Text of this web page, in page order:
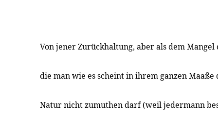
Von jener Zurückhaltung, aber als dem
die man wie es scheint in ihrem ganzen
Natur nicht zumuthen darf (weil jedermann